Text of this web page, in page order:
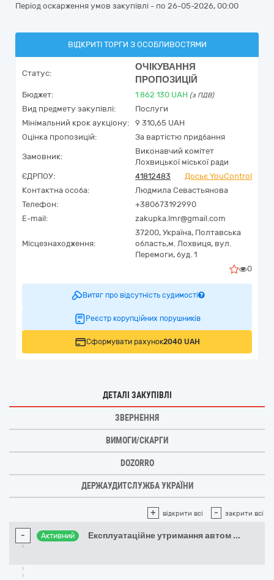
Період оскарження умов закупівлі - по 26-05-2026, 00:00
ВІДКРИТІ ТОРГИ З ОСОБЛИВОСТЯМИ
Статус:
ОЧІКУВАННЯ
ПРОПОЗИЦІЙ
Бюджет: 1 862 130 UAH (з ПДВ)
Вид предмету закупівлі:
Послуги
Мінімальний крок аукціону:
9 310,65 UAH
Оцінка пропозицій:
За вартістю придбання
Замовник:
Виконавчий комітет
Лохвицької міської ради
ЄДРПОУ:
41812483
Досьє YouControl
Контактна особа:
Людмила Севастьянова
Телефон:
+380673192990
E-mail:
zakupka.lmr@gmail.com
Місцезнаходження:
37200, Україна, Полтавська
область,м. Лохвиця, вул.
Перемоги, буд. 1
0
Витяг про відсутність судимості
Реєстр корупційних порушників
Сформувати рахунок2040 UAH
ДЕТАЛІ ЗАКУПІВЛІ
ЗВЕРНЕННЯ
ВИМОГИ/СКАРГИ
DOZORRO
ДЕРЖАУДИТСЛУЖБА УКРАЇНИ
+ відкрити всі - закрити всі
- Активний Експлуатаційне утримання автом ...